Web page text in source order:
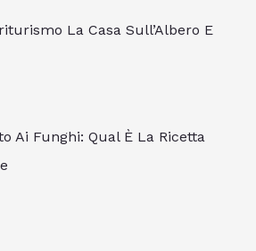
La Casa Sull’Albero E
Ai Funghi: Qual È La Ricetta